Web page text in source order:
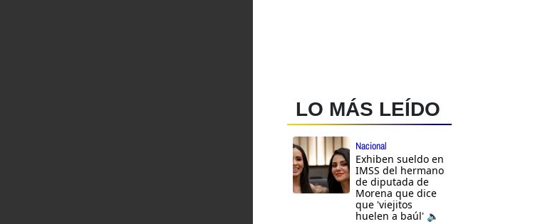
LO MÁS LEÍDO
Nacional
Exhiben sueldo en
IMSS del hermano
de diputada de
Morena que dice
que 'viejitos
huelen a baúl' 🔈